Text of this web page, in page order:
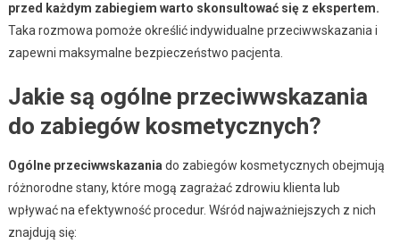
przed każdym zabiegiem warto skonsultować się z ekspertem.
Taka rozmowa pomoże określić indywidualne przeciwwskazania i
zapewni maksymalne bezpieczeństwo pacjenta.
Jakie są ogólne przeciwwskazania
do zabiegów kosmetycznych?
Ogólne przeciwwskazania do zabiegów kosmetycznych obejmują
różnorodne stany, które mogą zagrażać zdrowiu klienta lub
wpływać na efektywność procedur. Wśród najważniejszych z nich
znajdują się: